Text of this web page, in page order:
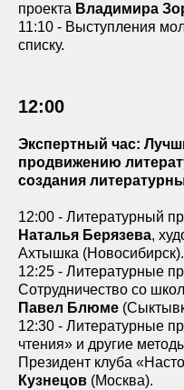
проекта Владимира
11:10 - Выступления
списку.
12:00
Экспертный час:
продвижению
создания
12:00 - Литературный
Наталья Берязева,
Ахтышка (Новосибирск).
12:25 - Литературные
Сотрудничество со
Павел Блюме
12:30 - Литературные
чтения» и другие
Президент клуба
Кузнецов (Москва).